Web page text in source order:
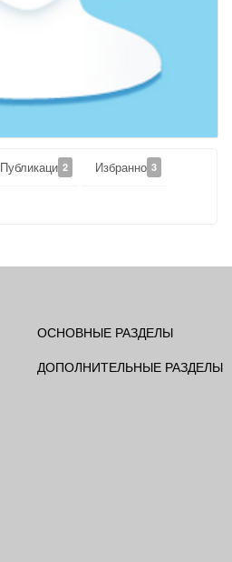
Публикации2 Избранное3
ОСНОВНЫЕ РАЗДЕЛЫ
ДОПОЛНИТЕЛЬНЫЕ РАЗДЕЛЫ